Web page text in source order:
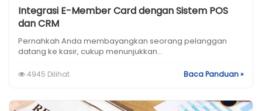
Integrasi E-Member Card dengan Sistem POS
dan CRM
Pernahkah Anda membayangkan seorang pelanggan
datang ke kasir, cukup menunjukkan...
4945 Dilihat Baca Panduan »